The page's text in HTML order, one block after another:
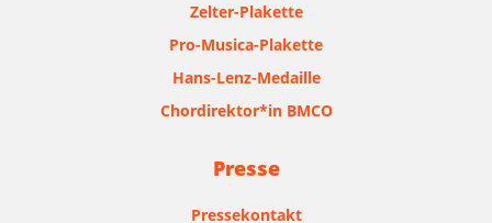
Zelter-Plakette
Pro-Musica-Plakette
Hans-Lenz-Medaille
Chordirektor*in BMCO
Presse
Pressekontakt